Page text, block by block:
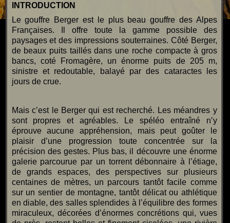
INTRODUCTION
Le gouffre Berger est le plus beau gouffre des Alpes
Françaises. Il offre toute la gamme possible des
paysages et des impressions souterraines. Côté Berger,
de beaux puits taillés dans une roche compacte à gros
bancs, coté Fromagère, un énorme puits de 205 m,
sinistre et redoutable, balayé par des cataractes les
jours de crue.
Mais c’est le Berger qui est recherché. Les méandres y
sont propres et agréables. Le spéléo entraîné n’y
éprouve aucune appréhension, mais peut goûter le
plaisir d’une progression toute concentrée sur la
précision des gestes. Plus bas, il découvre une énorme
galerie parcourue par un torrent débonnaire à l’étiage,
de grands espaces, des perspectives sur plusieurs
centaines de mètres, un parcours tantôt facile comme
sur un sentier de montagne, tantôt délicat ou athlétique
en diable, des salles splendides à l’équilibre des formes
miraculeux, décorées d’énormes concrétions qui, vues